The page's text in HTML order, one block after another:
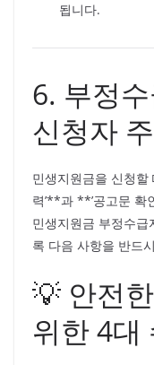
됩니다.
6. 부정
신청자
민생지원금을 신청할
력’**과 **’공고문 확
민생지원금 부정수
록 다음 사항을 반드
💡 안전
위한 4대